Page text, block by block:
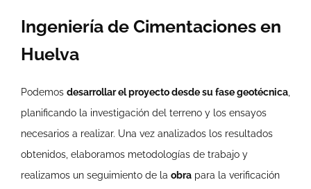
Ingeniería de Cimentaciones en
Huelva
Podemos desarrollar el proyecto desde su fase geotécnica
planificando la investigación del terreno y los ensayos
necesarios a realizar. Una vez analizados los resultados
obtenidos, elaboramos metodologías de trabajo y
realizamos un seguimiento de la obra para la verificación